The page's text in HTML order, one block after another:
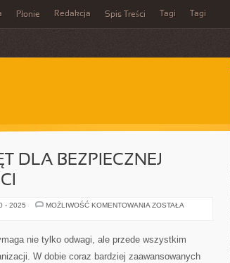
Płonie Redakcja Spis Treści Tagi Tagi
DLA BEZPIECZNEJ
- 2025 MOŻLIWOŚĆ KOMENTOWANIA SINGING
BEZPIECZNEJ
PRACY
WYSOKOŚCI
ZOSTAŁA
nie tylko odwagi, ale przede wszystkim
W dobie coraz bardziej zaawansowanych